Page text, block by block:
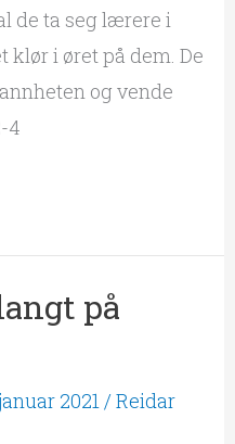
de ta seg lærere i
klør i øret på dem. De
og vende
4
på
2021/Reidar